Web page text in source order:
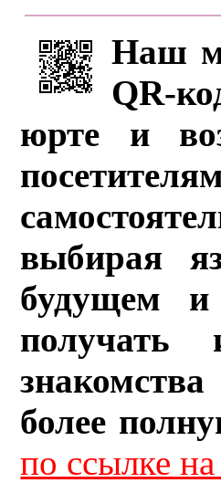
Наш
QR-
юрте и
выбирая
будущем и
получать
более
по ссылке